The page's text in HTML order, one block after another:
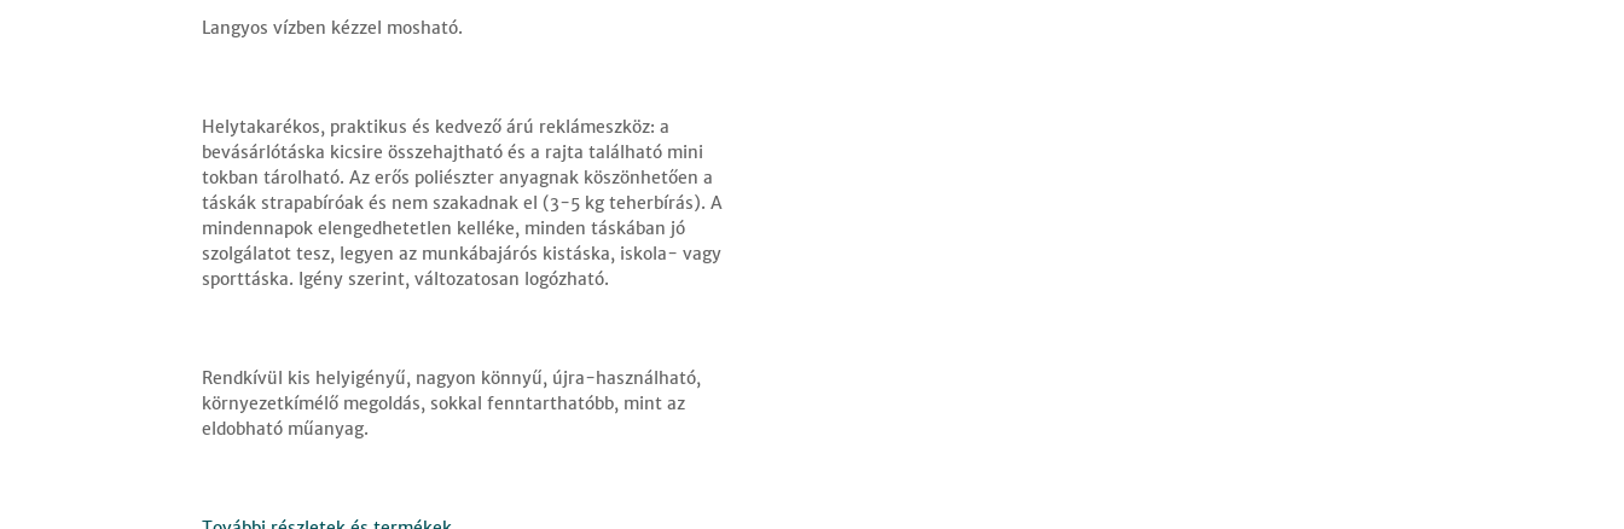
Langyos vízben kézzel mosható.
Helytakarékos, praktikus és kedvező árú reklámeszköz: a
bevásárlótáska kicsire összehajtható és a rajta található mini
tokban tárolható. Az erős poliészter anyagnak köszönhetően a
táskák strapabíróak és nem szakadnak el (3-5 kg teherbírás). A
mindennapok elengedhetetlen kelléke, minden táskában jó
szolgálatot tesz, legyen az munkábajárós kistáska, iskola- vagy
sporttáska. Igény szerint, változatosan logózható.
Rendkívül kis helyigényű, nagyon könnyű, újra-használható,
környezetkímélő megoldás, sokkal fenntarthatóbb, mint az
eldobható műanyag.